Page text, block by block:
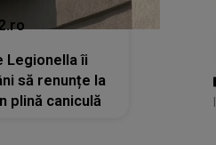
Legionella îi
să renunțe la
plină caniculă